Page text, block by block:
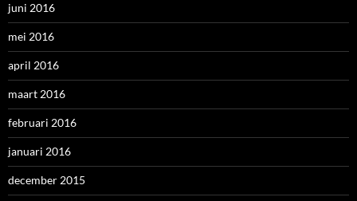
juni 2016
mei 2016
april 2016
maart 2016
februari 2016
januari 2016
december 2015